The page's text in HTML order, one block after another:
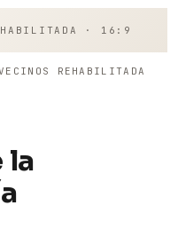
· 16:9
REHABILITADA
la